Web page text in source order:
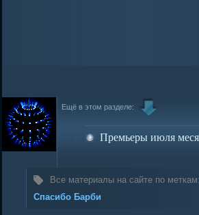
Ещё в этом разделе:
Премьеры июля
Все материалы на сайте по меткам:
Спасибо Барби